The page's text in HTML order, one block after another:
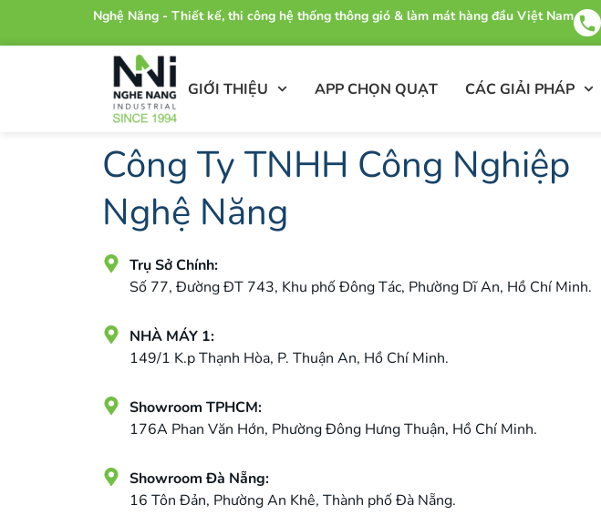
Nghệ Năng - Thiết kế, thi công hệ thống thông gió & làm mát hàng đầu Việt Nam
GIỚI THIỆU APP CHỌN QUẠT CÁC GIẢI PHÁP
Công Ty TNHH Công Nghiệp
Nghệ Năng
Trụ Sở Chính:
Số 77, Đường ĐT 743, Khu phố Đông Tác, Phường Dĩ An, Hồ Chí Minh.
NHÀ MÁY 1:
149/1 K.p Thạnh Hòa, P. Thuận An, Hồ Chí Minh.
Showroom TPHCM:
176A Phan Văn Hớn, Phường Đông Hưng Thuận, Hồ Chí Minh.
Showroom Đà Nẵng:
16 Tôn Đản, Phường An Khê, Thành phố Đà Nẵng.